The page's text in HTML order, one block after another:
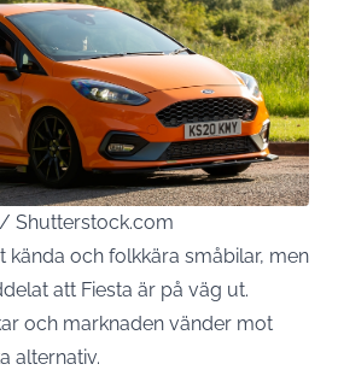
Shutterstock.com
kända och folkkära småbilar, men
att Fiesta är på väg ut.
och marknaden vänder mot
alternativ.